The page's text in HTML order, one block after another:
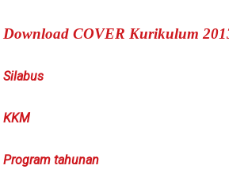
Download COVER Kurikulum
Silabus
KKM
Program tahunan